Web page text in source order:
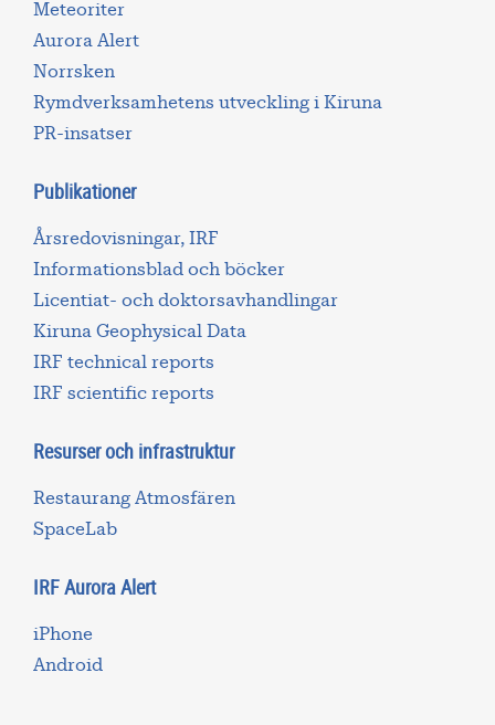
Meteoriter
Aurora Alert
Norrsken
Rymdverksamhetens utveckling i Kiruna
PR-insatser
Publikationer
Årsredovisningar, IRF
Informationsblad och böcker
Licentiat- och doktorsavhandlingar
Kiruna Geophysical Data
IRF technical reports
IRF scientific reports
Resurser och infrastruktur
Restaurang Atmosfären
SpaceLab
IRF Aurora Alert
iPhone
Android